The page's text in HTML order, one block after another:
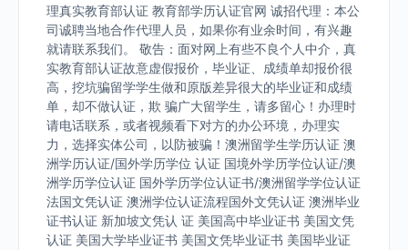
理真实教育部认证 教育部学历认证官网 诚招代理：本公
司诚聘当地合作代理人员，如果你有业余时间，有兴趣
就请联系我们。 敬告：面对网上有些不良个人中介，真
实教育部认证故意虚假报价，毕业证、成绩单却报价很
高，挖坑骗留学学生做和原版差异很大的毕业证和成绩
单，却不做认证，欺 骗广大留学生，请多留心！办理时
请电话联系，或者视频看下对方的办公环境，办理实
力，选择实体公司，以防被骗！澳洲留学生学历认证 澳
洲学历认证/国外学历学位 认证 国境外学历学位认证/澳
洲学历学位认证 国外学历学位认证书/澳洲留学学位认证
法国文凭认证 澳洲学位认证流程国外文凭认证 澳洲毕业
证书认证 新加坡文凭认 证 美国高中毕业证书 美国文凭
认证 美国大学毕业证书 美国文凭毕业证书 美国毕业证